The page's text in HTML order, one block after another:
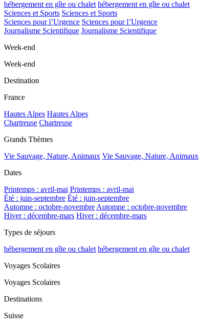
hébergement en gîte ou chalet hébergement en gîte ou chalet
Sciences et Sports Sciences et Sports
Sciences pour l’Urgence Sciences pour l’Urgence
Journalisme Scientifique Journalisme Scientifique
Week-end
Week-end
Destination
France
Hautes Alpes Hautes Alpes
Chartreuse Chartreuse
Grands Thèmes
Vie Sauvage, Nature, Animaux Vie Sauvage, Nature, Animaux
Dates
Printemps : avril-mai Printemps : avril-mai
Été : juin-septembre Été : juin-septembre
Automne : octobre-novembre Automne : octobre-novembre
Hiver : décembre-mars Hiver : décembre-mars
Types de séjours
hébergement en gîte ou chalet hébergement en gîte ou chalet
Voyages Scolaires
Voyages Scolaires
Destinations
Suisse